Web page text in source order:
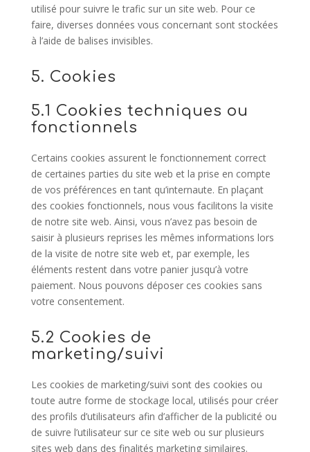
utilisé pour suivre le trafic sur un site web. Pour ce
faire, diverses données vous concernant sont stockées
à l’aide de balises invisibles.
5. Cookies
5.1 Cookies techniques ou
fonctionnels
Certains cookies assurent le fonctionnement correct
de certaines parties du site web et la prise en compte
de vos préférences en tant qu’internaute. En plaçant
des cookies fonctionnels, nous vous facilitons la visite
de notre site web. Ainsi, vous n’avez pas besoin de
saisir à plusieurs reprises les mêmes informations lors
de la visite de notre site web et, par exemple, les
éléments restent dans votre panier jusqu’à votre
paiement. Nous pouvons déposer ces cookies sans
votre consentement.
5.2 Cookies de
marketing/suivi
Les cookies de marketing/suivi sont des cookies ou
toute autre forme de stockage local, utilisés pour créer
des profils d’utilisateurs afin d’afficher de la publicité ou
de suivre l’utilisateur sur ce site web ou sur plusieurs
sites web dans des finalités marketing similaires.